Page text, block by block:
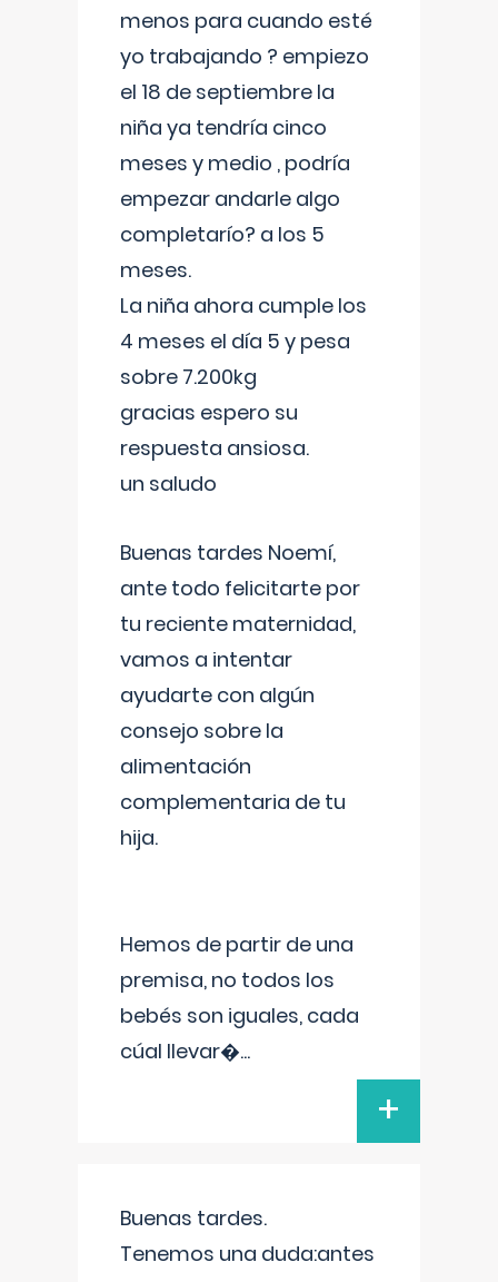
menos para cuando esté
yo trabajando ? empiezo
el 18 de septiembre la
niña ya tendría cinco
meses y medio , podría
empezar andarle algo
completarío? a los 5
meses.
La niña ahora cumple los
4 meses el día 5 y pesa
sobre 7.200kg
gracias espero su
respuesta ansiosa.
un saludo
Buenas tardes Noemí,
ante todo felicitarte por
tu reciente maternidad,
vamos a intentar
ayudarte con algún
consejo sobre la
alimentación
complementaria de tu
hija.
Hemos de partir de una
premisa, no todos los
bebés son iguales, cada
cúal llevar�...
+
Buenas tardes.
Tenemos una duda:antes